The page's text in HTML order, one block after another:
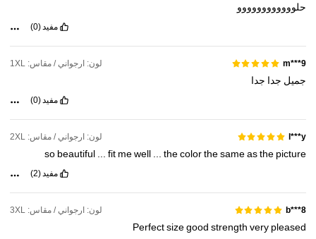
حلوووووووووووو
مفيد(0)
m***9 لون: ارجواني / مقاس: 1XL
جميل جدا جدا
مفيد(0)
l***y لون: ارجواني / مقاس: 2XL
so beautiful fit mewell thecolorthesameasthe picture
مفيد(2)
b***8 لون: ارجواني / مقاس: 3XL
Perfectsizegood strength very pleased